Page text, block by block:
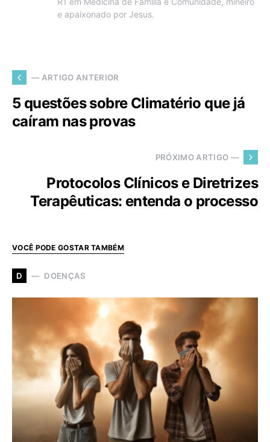
e apaixonado por Jesus.
— ARTIGO ANTERIOR
5 questões sobre Climatério que já
caíram nas provas
PRÓXIMO ARTIGO —
Protocolos Clínicos e Diretrizes
Terapêuticas: entenda o processo
VOCÊ PODE GOSTAR TAMBÉM
D DOENÇAS